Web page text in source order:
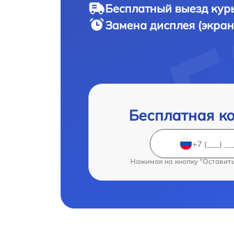
Бесплатный выезд
Замена дисплея
Бесплатная
Нажимая на кнопку